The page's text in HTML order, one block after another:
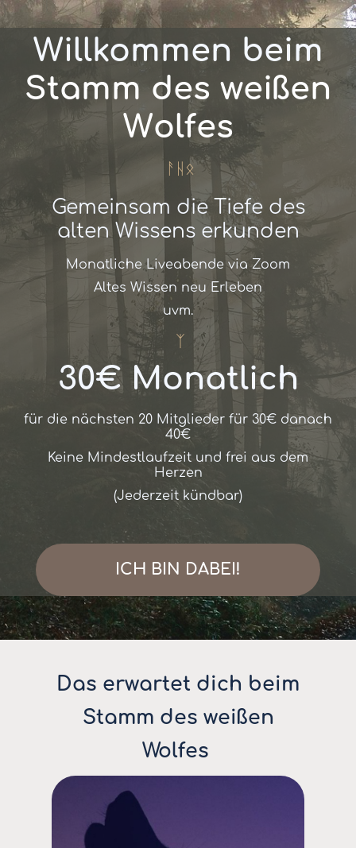
Willkommen beim
Stamm des weißen
Wolfes
ᚨᚺᛟ
Gemeinsam die Tiefe des
alten Wissens erkunden
Monatliche Liveabende via Zoom
Altes Wissen neu Erleben
uvm.
ᛉ
30€ Monatlich
für die nächsten 20 Mitglieder für 30€ danach
40€
Keine Mindestlaufzeit und frei aus dem
Herzen
(Jederzeit kündbar)
ICH BIN DABEI!
Das erwartet dich beim
Stamm des weißen
Wolfes